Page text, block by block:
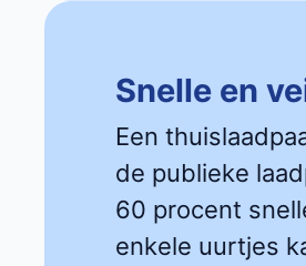
Snelle en
Een
de publieke
60 procent
enkele uurtjes